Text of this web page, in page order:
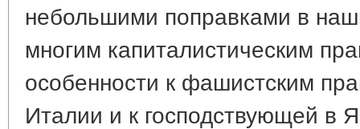
небольшими поправками в
многим капиталистическим
особенности к фашистским
Италии и к господствующей в